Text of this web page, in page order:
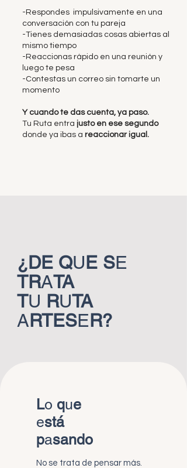
-Respondes impulsivamente en una
conversación con tu pareja
-Tienes demasiadas cosas abiertas al
mismo tiempo
-Reaccionas rápido en una reunión y
luego te pesa
-Contestas un correo sin tomarte un
momento
Y cuando te das cuenta, ya paso.
Tu Ruta entra justo en ese segundo
donde ya ibas a reaccionar igual.
¿DE QUE SE
TRATA
TU RUTA
ARTESER?
Lo que
está
pasando
No se trata de pensar más.